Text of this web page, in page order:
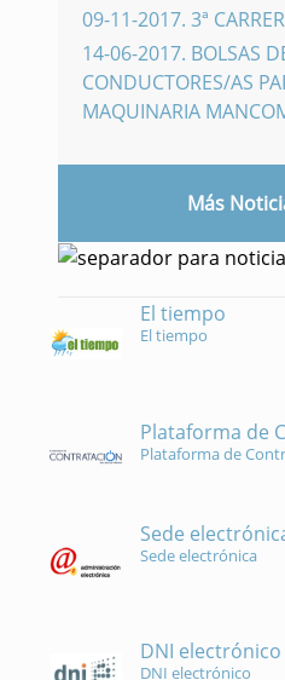
09-11-2017. 3ª
14-06-2017. BOLSAS
CONDUCTORES/AS
MAQUINARIA
Más
El tiempo
El tiempo
Plataforma de
Plataforma de
Sede
Sede electrónica
DNI electrónico
DNI electrónico